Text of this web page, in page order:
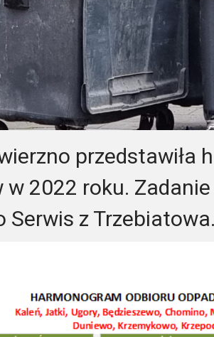
przedstawiła
w 2022 roku.
Serwis z